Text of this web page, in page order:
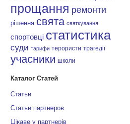
прощання ремонти
рішення свята святкування
спортовці статистика
суди тарифи терористи трагедії
учасники школи
Каталог Статей
Статьи
Статьи партнеров
Цікаве у партнерів